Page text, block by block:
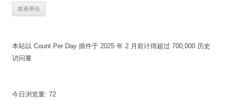
本站以 Count Per Day 插件于 2025 年 2 月前计得超过 700,000 历史
访问量
今日浏览量: 72